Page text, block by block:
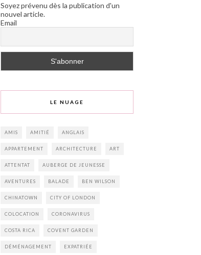
Soyez prévenu dès la publication d'un
nouvel article.
Email
LE NUAGE
AMIS AMITIÉ ANGLAIS
APPARTEMENT ARCHITECTURE ART
ATTENTAT AUBERGE DE JEUNESSE
AVENTURES BALADE BEN WILSON
CHINATOWN CITY OF LONDON
COLOCATION CORONAVIRUS
COSTA RICA COVENT GARDEN
DÉMÉNAGEMENT EXPATRIÉE